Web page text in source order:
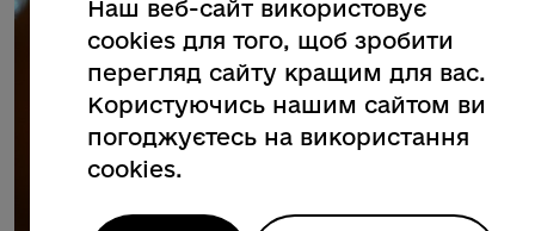
Наш веб-сайт використовує
cookies для того, щоб зробити
перегляд сайту кращим для вас.
Користуючись нашим сайтом ви
погоджуєтесь на використання
cookies.